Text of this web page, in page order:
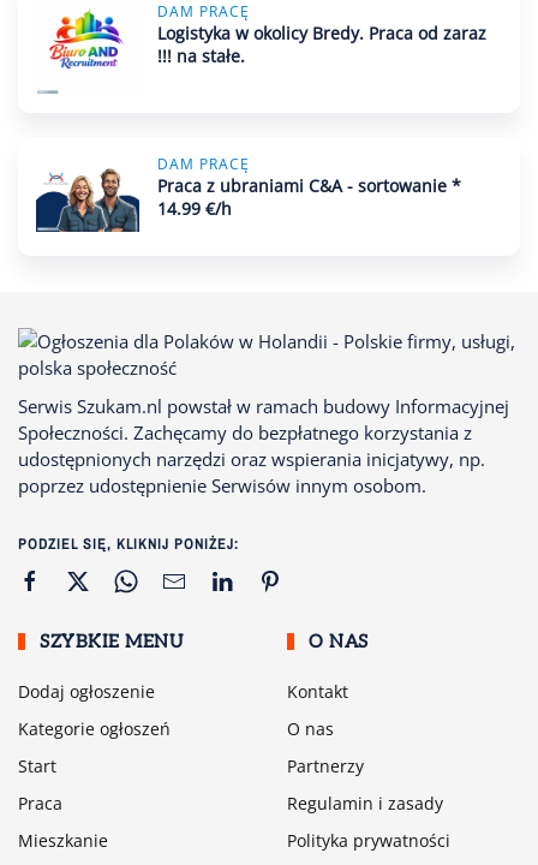
DAM PRACĘ
Logistyka w okolicy Bredy. Praca od zaraz
!!! na stałe.
DAM PRACĘ
Praca z ubraniami C&A - sortowanie *
14.99 €/h
Serwis Szukam.nl powstał w ramach budowy Informacyjnej
Społeczności. Zachęcamy do bezpłatnego korzystania z
udostępnionych narzędzi oraz wspierania inicjatywy, np.
poprzez udostępnienie Serwisów innym osobom.
PODZIEL SIĘ, KLIKNIJ PONIŻEJ:
SZYBKIE MENU
Dodaj ogłoszenie
Kategorie ogłoszeń
Start
Praca
Mieszkanie
O NAS
Kontakt
O nas
Partnerzy
Regulamin i zasady
Polityka prywatności